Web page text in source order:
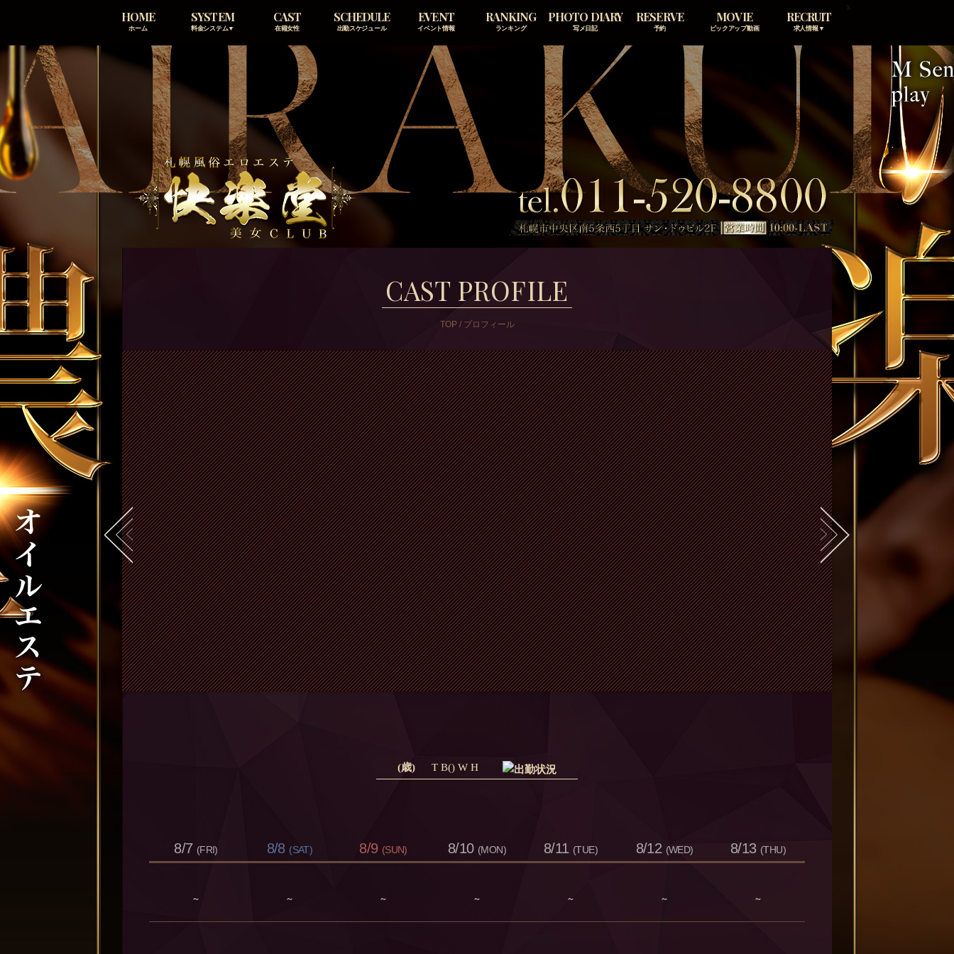
HOME
ホーム
SYSTEM
料金システム▼
CAST
在籍女性
SCHEDULE
出勤スケジュール
EVENT
イベント情報
RANKING
ランキング
PHOTO DIARY
写メ日記
RESERVE
予約
MOVIE
ピックアップ動画
RECRUIT
求人情報▼
CAST PROFILE
TOP/ プロフィール
(歳) T B() W H
8/7 (FRI) 8/8(SAT) 8/9 (SUN) 8/10 (MON) 8/11 (TUE) 8/12 (WED) 8/13 (THU)
～ ～ ～ ～ ～ ～ ～